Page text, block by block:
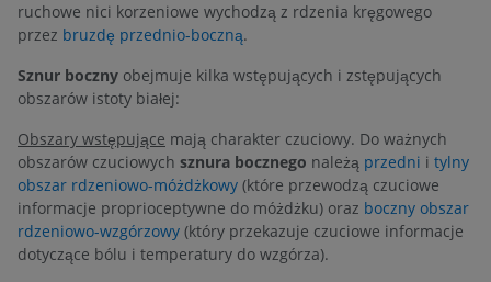
ruchowe nici korzeniowe wychodzą z rdzenia kręgowego
przez bruzdę przednio-boczną.
Sznur boczny obejmuje kilka wstępujących i zstępujących
obszarów istoty białej:
Obszary wstępujące mają charakter czuciowy. Do ważnych
obszarów czuciowych sznura bocznego należą przedni i tylny
obszar rdzeniowo-móżdżkowy (które przewodzą czuciowe
informacje proprioceptywne do móżdżku) oraz boczny obszar
rdzeniowo-wzgórzowy (który przekazuje czuciowe informacje
dotyczące bólu i temperatury do wzgórza).